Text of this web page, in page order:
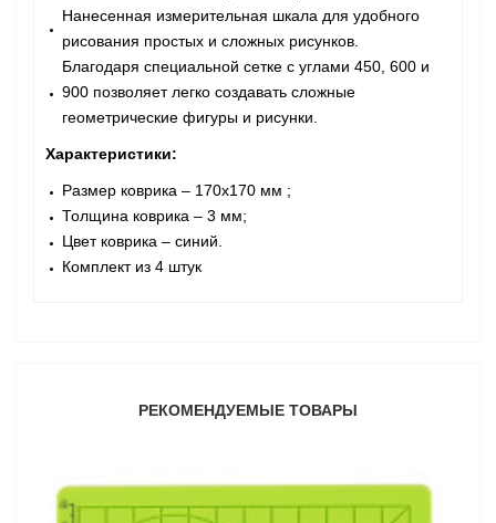
Нанесенная измерительная шкала для удобного
рисования простых и сложных рисунков.
Благодаря специальной сетке с углами 450, 600 и
900 позволяет легко создавать сложные
геометрические фигуры и рисунки.
Характеристики:
Размер коврика – 170x170 мм ;
Толщина коврика – 3 мм;
Цвет коврика – синий.
Комплект из 4 штук
РЕКОМЕНДУЕМЫЕ ТОВАРЫ